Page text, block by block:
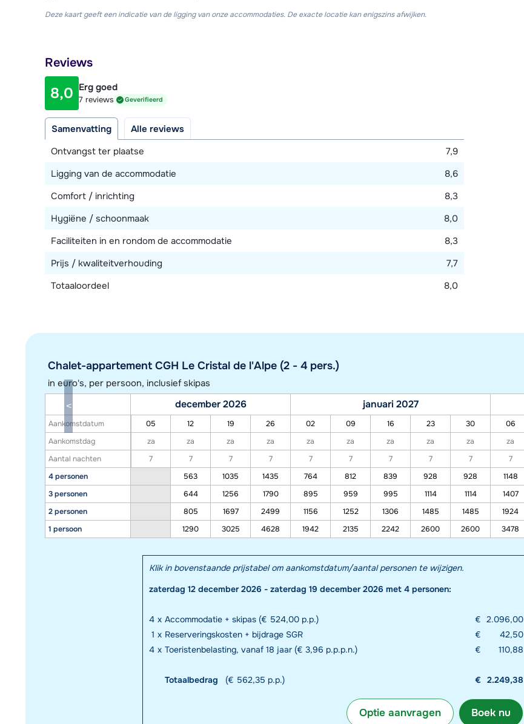
Deze kaart geeft een indicatie van de ligging van onze accommodaties. De exacte locatie kan enigszins afwijken.
Reviews
8,0 Erg goed
7 reviews Geverifieerd
Samenvatting
Alle reviews
Ontvangst ter plaatse
7,9
Ligging van de accommodatie
8,6
Comfort / inrichting
8,3
Hygiëne / schoonmaak
8,0
Faciliteiten in en rondom de accommodatie
8,3
Prijs / kwaliteitverhouding
7,7
Totaaloordeel
8,0
Chalet-appartement CGH Le Cristal de l'Alpe (2 - 4 pers.)
in euro's, per persoon, inclusief skipas
Aankomstdatum
Aankomstdag
Aantal nachten
4 personen
3 personen
2 personen
1 persoon
december 2026 januari 2027
05 12 19 26 02 09 16 23 30 06
za
za za za za za za za za za
7
7 7 7 7 7 7 7 7 7
563
1035 1435 764 812 839 928 928 1148
644
1256 1790 895 959 995 1114 1114 1407
805
1697 2499 1156 1252 1306 1485 1485 1924
1290
3025 4628 1942 2135 2242 2600 2600 3478
Klik in bovenstaande prijstabel om aankomstdatum/aantal personen te wijzigen.
zaterdag 12 december 2026 - zaterdag 19 december 2026 met 4 personen:
4 x Accommodatie + skipas (€ 524,00 p.p.) € 2.096,00
1 x Reserveringskosten + bijdrage SGR €
42,50
4 x Toeristenbelasting, vanaf 18 jaar (€ 3,96 p.p.p.n.) € 110,88
Totaalbedrag (€ 562,35 p.p.) € 2.249,38
Boek nu
Optie aanvragen